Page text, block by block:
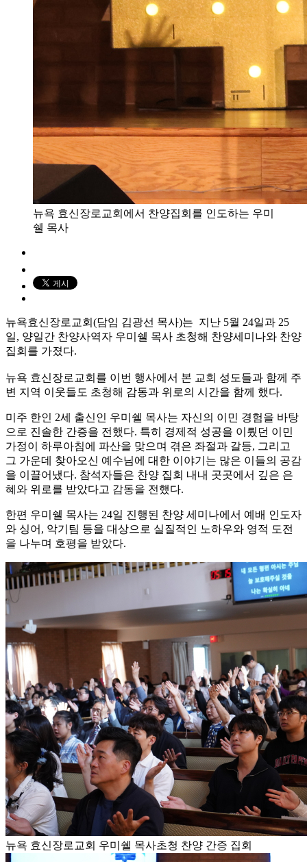
뉴욕 효신장로교회에서 찬양집회를 인도하는 우미
쉘 목사
뉴욕효신장로교회(담임 김광선 목사)는 지난 5월 24일과 25
일, 양일간 찬양사역자 우미쉘 목사 초청해 찬양세미나와 찬양
집회를 가졌다.
뉴욕 효신장로교회를 이번 행사에서 본 교회 성도들과 함께 주
변 지역 이웃들도 초청해 감동과 위로의 시간을 함께 했다.
미주 한인 2세 출신인 우미쉘 목사는 자신의 이민 경험을 바탕
으로 진솔한 간증을 전했다. 특히 경제적 성공을 이뤘던 이민
가정이 하루아침에 파산을 맞으며 겪은 좌절과 갈등, 그리고
그 가운데 찾아오신 예수님에 대한 이야기는 많은 이들의 공감
을 이끌어냈다. 참석자들은 찬양 집회 내내 곳곳에서 깊은 은
혜와 위로를 받았다고 감동을 전했다.
한편 우미쉘 목사는 24일 진행된 찬양 세미나에서 예배 인도자
와 싱어, 악기팀 등을 대상으로 실질적인 노하우와 영적 도전
을 나누며 호평을 받았다.
뉴욕 효신장로교회 우미쉘 목사초청 찬양 간증 집회